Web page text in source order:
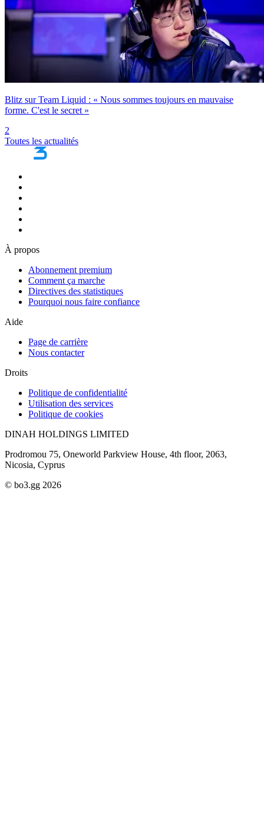
Blitz sur Team Liquid : « Nous sommes toujours en mauvaise
forme. C'est le secret »
2
Toutes les actualités
À propos
Abonnement premium
Comment ça marche
Directives des statistiques
Pourquoi nous faire confiance
Aide
Page de carrière
Nous contacter
Droits
Politique de confidentialité
Utilisation des services
Politique de cookies
DINAH HOLDINGS LIMITED
Prodromou 75, Oneworld Parkview House, 4th floor, 2063,
Nicosia, Cyprus
© bo3.gg 2026